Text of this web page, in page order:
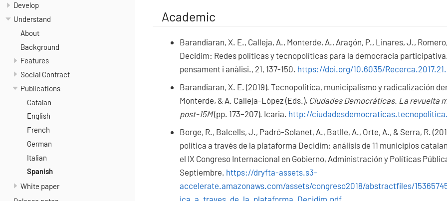
Develop
Understand
About
Background
Features
Social Contract
Publications
Catalan
English
French
German
Italian
Spanish
White paper
Academic
Barandiaran, X. E., Calleja, A., Monterde, A., Aragón, P., Linares, J.,
Decidim: Redes políticas y tecnopolíticas para la democracia
pensament i anàlisi., 21, 137-150. https://doi.org/10.6035/
Barandiaran, X. E. (2019). Tecnopolítica, municipalismo y radicalización
Monterde, & A. Calleja-López (Eds.), Ciudades Democráticas. La revuelta
post-15M(pp. 173–207). Icaria. http://
Borge, R., Balcells, J., Padró-Solanet, A., Batlle, A., Orte, A., & Serra, R.
política a través de la plataforma Decidim: análisis de 11 municipios
el IX Congreso Internacional en Gobierno, Administración y Políticas
Septiembre. https://dryfta-assets.s3-
accelerate.amazonaws.com/assets/congreso2018/abstractfiles/
ica_a_traves_de_la_plataforma_Decidim.pdf